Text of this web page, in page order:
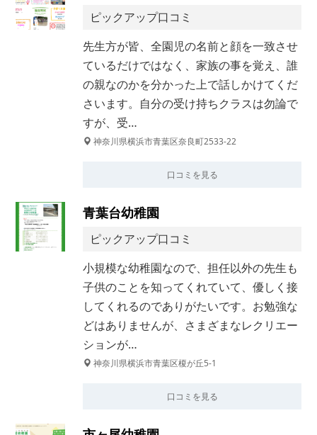
ピックアップ口コミ
先生方が皆、全園児の名前と顔を一致させ
ているだけではなく、家族の事を覚え、誰
の親なのかを分かった上で話しかけてくだ
さいます。自分の受け持ちクラスは勿論で
すが、受…
神奈川県横浜市青葉区奈良町2533-22
口コミを見る
青葉台幼稚園
ピックアップ口コミ
小規模な幼稚園なので、担任以外の先生も
子供のことを知ってくれていて、優しく接
してくれるのでありがたいです。お勉強な
どはありませんが、さまざまなレクリエー
ションが…
神奈川県横浜市青葉区榎が丘5-1
口コミを見る